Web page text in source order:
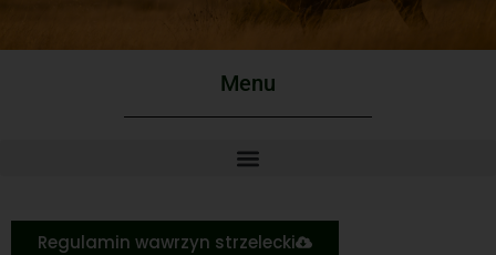
Menu
Regulamin wawrzyn strzelecki